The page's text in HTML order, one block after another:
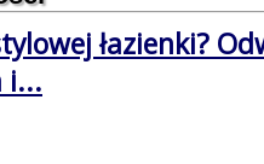
łazienki?
i...